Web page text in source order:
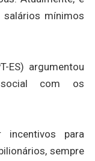
mínimos
ES) argumentou
com os
incentivos para
sempre